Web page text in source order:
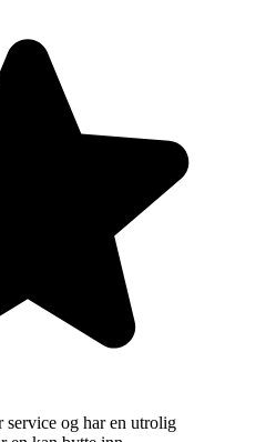
service og har en utrolig